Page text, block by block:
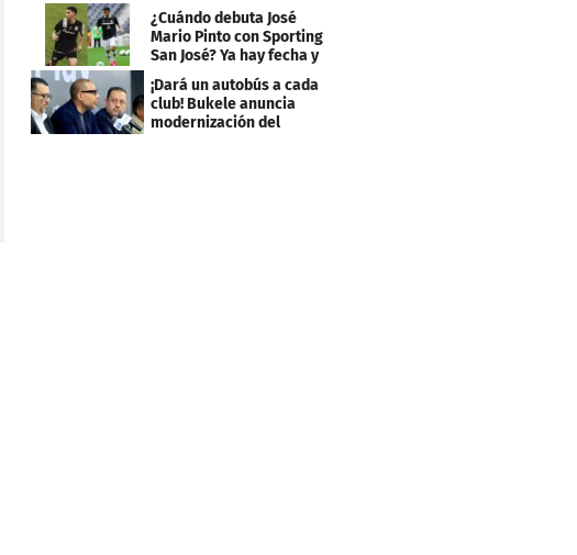
Caribe 2026
¿Cuándo debuta José
Mario Pinto con Sporting
San José? Ya hay fecha y
rival
¡Dará un autobús a cada
club! Bukele anuncia
modernización del